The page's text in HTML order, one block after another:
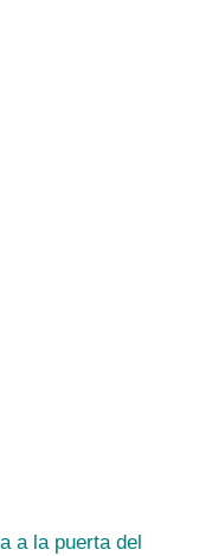
a la puerta del